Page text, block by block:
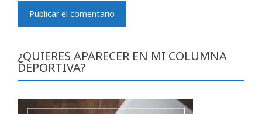
¿QUIERES APARECER EN MI COLUMNA
DEPORTIVA?